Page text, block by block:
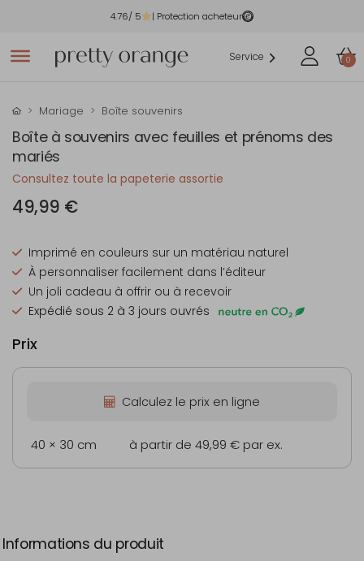
4.76/ 5 | Protection acheteur
Service 0
Mariage Boîte souvenirs
Boîte à souvenirs avec feuilles et prénoms des
mariés
Consultez toute la papeterie assortie
49,99 €
Imprimé en couleurs sur un matériau naturel
À personnaliser facilement dans l’éditeur
Un joli cadeau à offrir ou à recevoir
Expédié sous 2 à 3 jours ouvrés
Prix
Calculez le prix en ligne
40 × 30 cm à partir de 49,99 € par ex.
Informations du produit